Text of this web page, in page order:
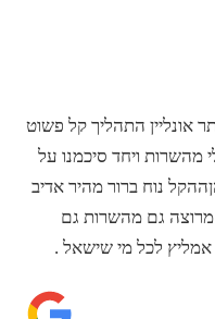
אונליין התהליך קל פשוט
מהשרות ויחד סיכמנו על
נוח ברור מהיר אדיב
מרוצה גם מהשרות גם
לכל מי שישאל .